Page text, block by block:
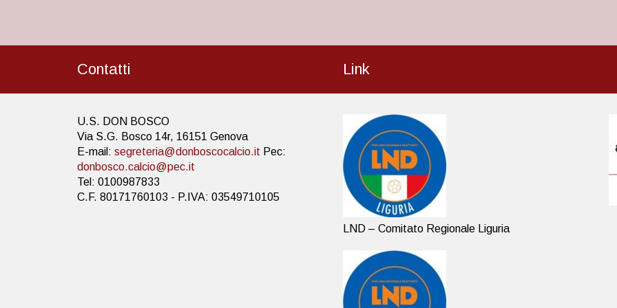
Contatti
U.S. DON BOSCO
Via S.G. Bosco 14r, 16151 Genova
E-mail: segreteria@donboscocalcio.it Pec:
donbosco.calcio@pec.it
Tel: 0100987833
C.F. 80171760103 - P.IVA: 03549710105
Link
LND – Comitato Regionale Liguria